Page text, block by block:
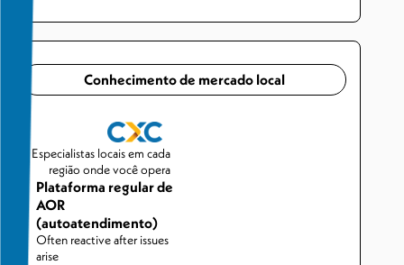
Conhecimento de mercado local
Especialistas locais em cada
região onde você opera
Plataforma regular de
AOR
(autoatendimento)
Often reactive after issues
arise